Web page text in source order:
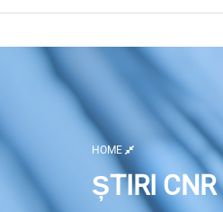
HOME
ȘTIRI